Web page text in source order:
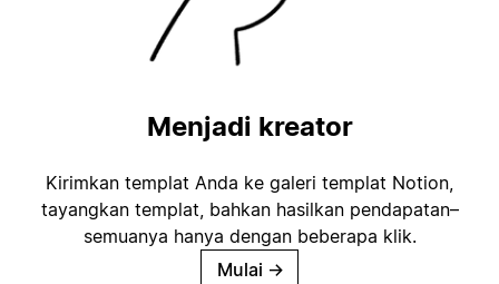
Menjadi kreator
Kirimkan templat Anda ke galeri templat Notion,
tayangkan templat, bahkan hasilkan pendapatan–
semuanya hanya dengan beberapa klik.
Mulai →